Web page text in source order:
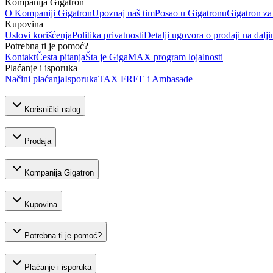
O Kompaniji GigatronUpoznaj naš timPosao u GigatronuGigatron
Kupovina
Uslovi korišćenjaPolitika privatnostiDetalji ugovora o prodaji na
Potrebna ti je pomoć?
KontaktČesta pitanjaŠta je GigaMAX program lojalnosti
Plaćanje i isporuka
Načini plaćanjaIsporukaTAX FREE i Ambasade
Korisnički nalog
Prodaja
Kompanija Gigatron
Kupovina
Potrebna ti je pomoć?
Plaćanje i isporuka